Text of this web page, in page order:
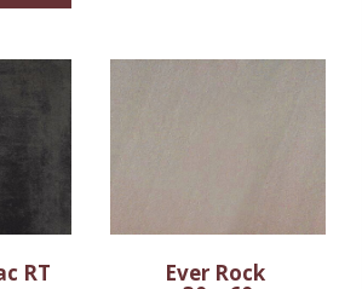
RT Ever Rock